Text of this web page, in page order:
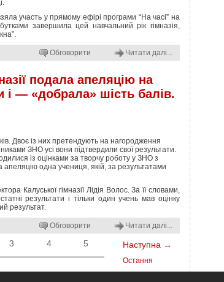
участь у прямому ефірі програми “На часі” на
завершила цей навчальний рік гімназія,
Обговорити Читати далі...
подала апеляцію на
і — «добрала» шість балів.
Двоє із них претендують на нагородження
ЗНО усі вони підтвердили свої результати.
із оцінками за творчу роботу у ЗНО з
одна учениця, якій, за результатами
Калуської гімназії Лідія Волос. За її словами,
результати і тільки один учень мав оцінку
результат.
Обговорити Читати далі...
3 4 5 Наступна →
Остання